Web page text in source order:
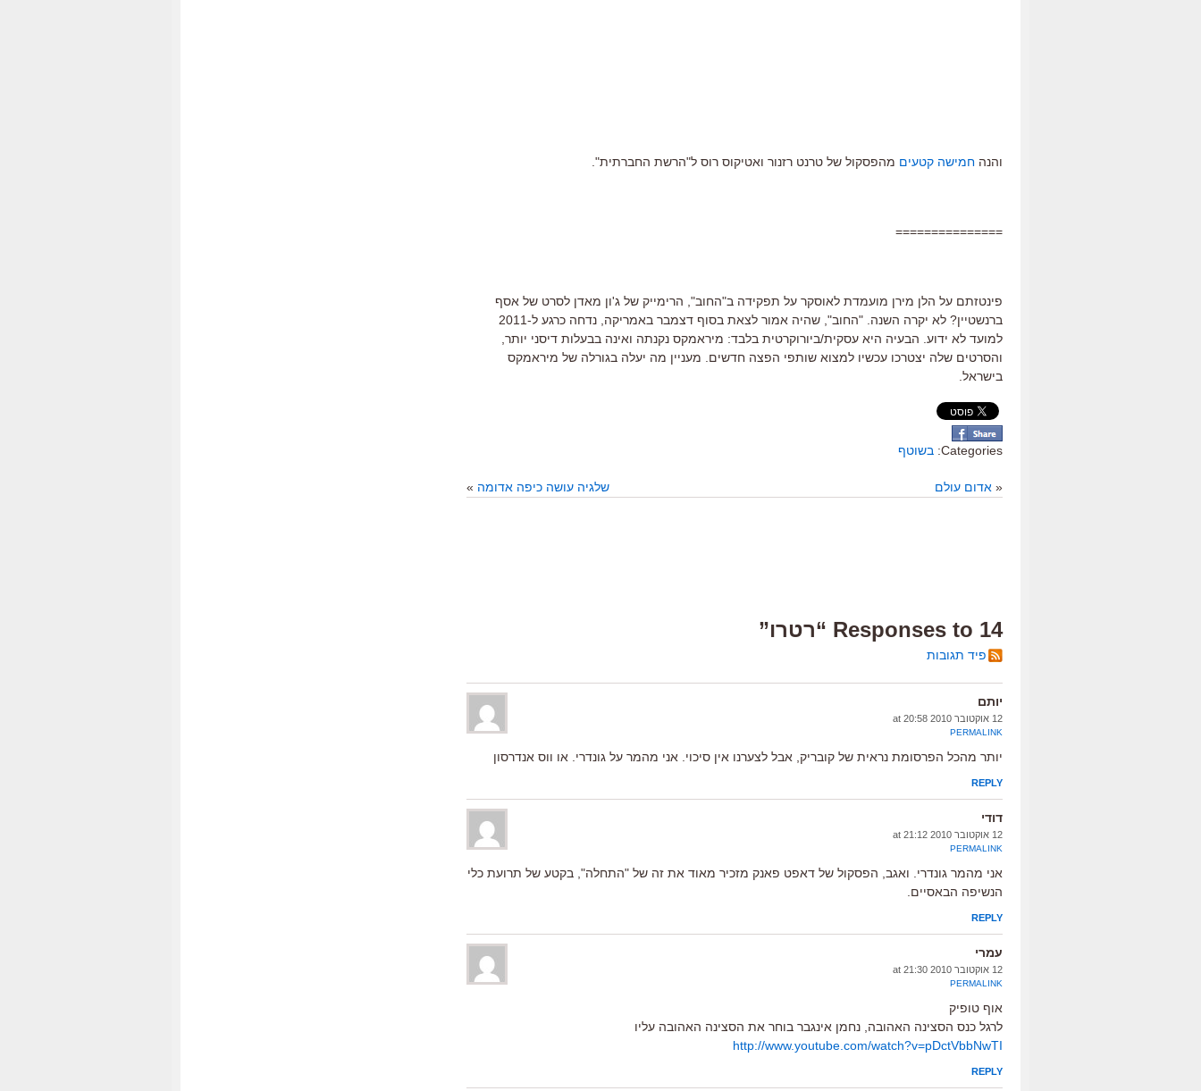
והנה חמישה קטעים מהפסקול של טרנט רזנור ואטיקוס רוס ל"הרשת החברתית".
===============
פינטזתם על הלן מירן מועמדת לאוסקר על תפקידה ב"החוב", הרימייק של ג'ון מאדן לסרט של אסף
ברנשטיין? לא יקרה השנה. "החוב", שהיה אמור לצאת בסוף דצמבר באמריקה, נדחה כרגע ל-2011
למועד לא ידוע. הבעיה היא עסקית/ביורוקרטית בלבד: מיראמקס נקנתה ואינה בבעלות דיסני יותר,
והסרטים שלה יצטרכו עכשיו למצוא שותפי הפצה חדשים. מעניין מה יעלה בגורלה של מיראמקס
בישראל.
Categories: בשוטף
« אדום עולם שלגיה עושה כיפה אדומה »
14 Responses to “רטרו”
פיד תגובות
יותם
12 אוקטובר 2010 at 20:58
PERMALINK
יותר מהכל הפרסומת נראית של קובריק, אבל לצערנו אין סיכוי. אני מהמר על גונדרי. או ווס אנדרסון
REPLY
דודי
12 אוקטובר 2010 at 21:12
PERMALINK
אני מהמר גונדרי. ואגב, הפסקול של דאפט פאנק מזכיר מאוד את זה של "התחלה", בקטע של תרועת כלי
הנשיפה הבאסיים.
REPLY
עמרי
12 אוקטובר 2010 at 21:30
PERMALINK
אוף טופיק
לרגל כנס הסצינה האהובה, נחמן אינגבר בוחר את הסצינה האהובה עליו
http://www.youtube.com/watch?v=pDctVbbNwTI
REPLY